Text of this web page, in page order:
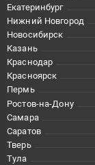
Екатеринбург
Нижний Новгород
Новосибирск
Казань
Краснодар
Красноярск
Пермь
Ростов-на-Дону
Самара
Саратов
Тверь
Тула